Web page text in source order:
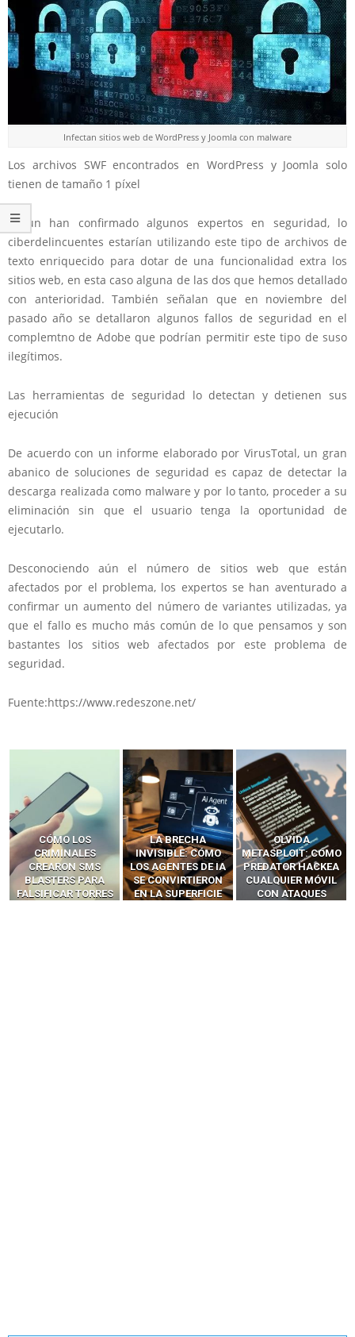
Infectan sitios web de WordPress y Joomla con malware
Los archivos SWF encontrados en WordPress y Joomla solo
tienen de tamaño 1 píxel
Según han confirmado algunos expertos en seguridad, lo
ciberdelincuentes estarían utilizando este tipo de archivos de
texto enriquecido para dotar de una funcionalidad extra los
sitios web, en esta caso alguna de las dos que hemos detallado
con anterioridad. También señalan que en noviembre del
pasado año se detallaron algunos fallos de seguridad en el
complemtno de Adobe que podrían permitir este tipo de suso
ilegítimos.
Las herramientas de seguridad lo detectan y detienen sus
ejecución
De acuerdo con un informe elaborado por VirusTotal, un gran
abanico de soluciones de seguridad es capaz de detectar la
descarga realizada como malware y por lo tanto, proceder a su
eliminación sin que el usuario tenga la oportunidad de
ejecutarlo.
Desconociendo aún el número de sitios web que están
afectados por el problema, los expertos se han aventurado a
confirmar un aumento del número de variantes utilizadas, ya
que el fallo es mucho más común de lo que pensamos y son
bastantes los sitios web afectados por este problema de
seguridad.
Fuente:https://www.redeszone.net/
LA BRECHA
INVISIBLE: CÓMO
LOS AGENTES DE IA
SE CONVIRTIERON
EN LA SUPERFICIE
OLVIDA
METASPLOIT: CÓMO
PREDATOR HACKEA
CUALQUIER MÓVIL
CON ATAQUES
CÓMO LOS HACKERS
INTERCEPTAN OTPS
Y LLAMADAS
MÓVILES SIN
‘HACKEAR’ — EL